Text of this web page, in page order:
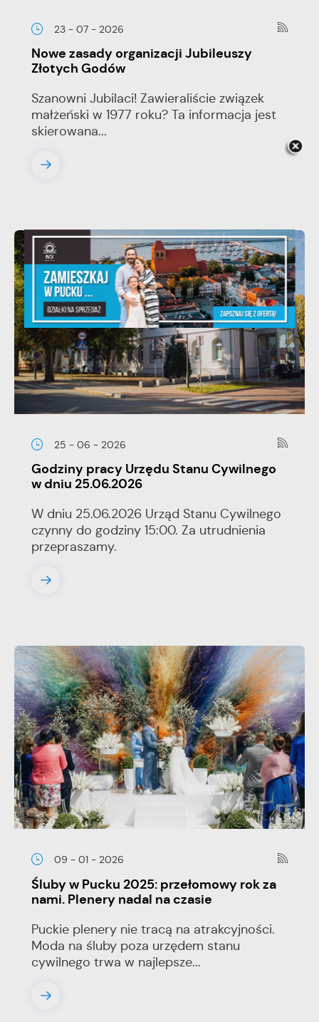
23 - 07 - 2026
Nowe zasady organizacji Jubileuszy
Złotych Godów
Szanowni Jubilaci! Zawieraliście związek
małżeński w 1977 roku? Ta informacja jest
skierowana...
25 - 06 - 2026
Godziny pracy Urzędu Stanu Cywilnego
w dniu 25.06.2026
W dniu 25.06.2026 Urząd Stanu Cywilnego
czynny do godziny 15:00. Za utrudnienia
przepraszamy.
09 - 01 - 2026
Śluby w Pucku 2025: przełomowy rok za
nami. Plenery nadal na czasie
Puckie plenery nie tracą na atrakcyjności.
Moda na śluby poza urzędem stanu
cywilnego trwa w najlepsze...